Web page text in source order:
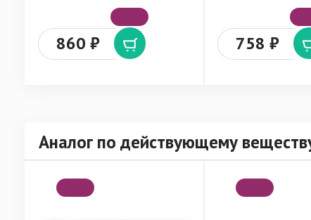
860 ₽ 758 ₽
Аналог по действующему